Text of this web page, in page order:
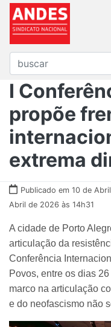
I
propõe
extrema
Publicado em 10 de
Abril de 2026 às 14h31
A cidade de Porto
articulação da
Conferência
Povos, entre os dias
marco na articulação
e do neofascismo não